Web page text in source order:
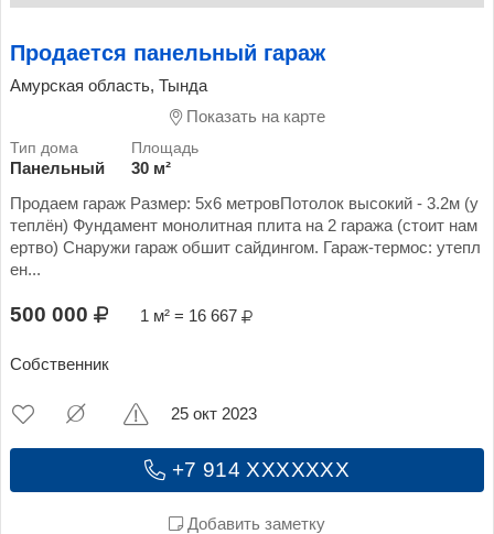
Продается панельный гараж
Амурская область, Тында
Показать на карте
Панельный
30 м²
Продаем гараж Размер: 5х6 метровПотолок высокий - 3.2м (у
теплён) Фундамент монолитная плита на 2 гаража (стоит нам
ертво) Снаружи гараж обшит сайдингом. Гараж-термос: утепл
ен...
500 000 1 м² = 16 667
Собственник
+7 914 XXXXXXX
Добавить заметку
25 окт 2023